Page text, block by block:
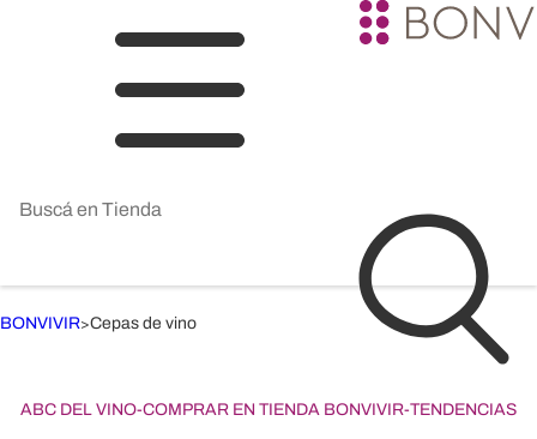
BONVIVIR>Cepas de vino
ABC DEL VINO-COMPRAR EN TIENDA BONVIVIR-TENDENCIAS